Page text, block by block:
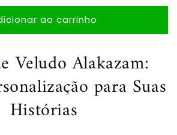
ao carrinho
Veludo Alakazam:
para Suas
Histórias